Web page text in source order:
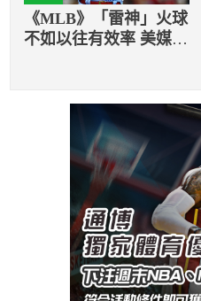
《MLB》「雷神」火球
不如以往有效率 美媒